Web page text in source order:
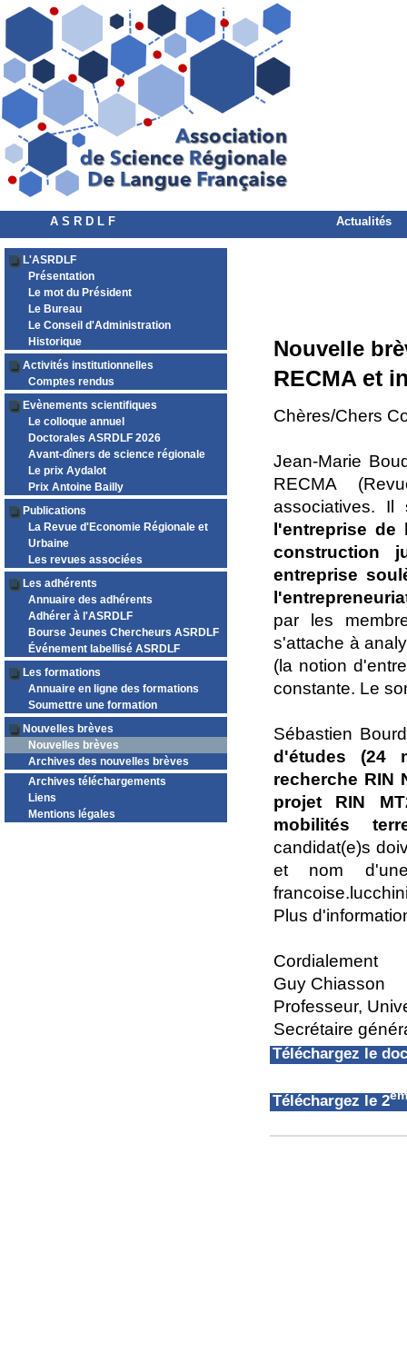
A S R D L F Actualités
L'ASRDLF
Présentation
Le mot du Président
Le Bureau
Le Conseil d'Administration
Historique
Activités institutionnelles
Comptes rendus
Evènements scientifiques
Le colloque annuel
Doctorales ASRDLF 2026
Avant-dîners de science régionale
Le prix Aydalot
Prix Antoine Bailly
Publications
La Revue d'Economie Régionale et
Urbaine
Les revues associées
Les adhérents
Annuaire des adhérents
Adhérer à l'ASRDLF
Bourse Jeunes Chercheurs ASRDLF
Événement labellisé ASRDLF
Les formations
Annuaire en ligne des formations
Soumettre une formation
Nouvelles brèves
Nouvelles brèves
Archives des nouvelles brèves
Archives téléchargements
Liens
Mentions légales
Nouvelle
RECMA et
Chères/Chers
Jean-Marie
RECMA
associatives.
l'entreprise
construction
entreprise
par les
s'attache à
(la notion
constante. Le
Sébastien
d'études (24
recherche RIN
projet RIN
mobilités
candidat(e)s
et nom
Plus
Cordialement
Guy Chiasson
Professeur,
Secrétaire
Téléchargez le
Téléchargez le 2